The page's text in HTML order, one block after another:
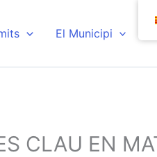
El Municipi
CLAU EN